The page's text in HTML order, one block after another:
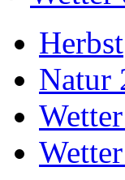
Herbst
Natur